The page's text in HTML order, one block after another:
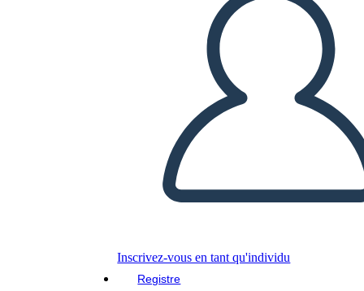
Inscrivez-vous en tant qu'individu
Registre
LIRE LE DIAPORAMA
LIS-MOI